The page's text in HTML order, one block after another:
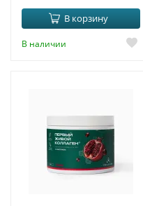
В корзину
В наличии